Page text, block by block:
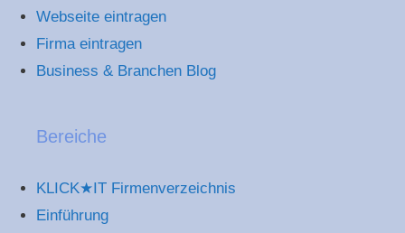
Webseite eintragen
Firma eintragen
Business & Branchen Blog
Bereiche
KLICK★IT Firmenverzeichnis
Einführung